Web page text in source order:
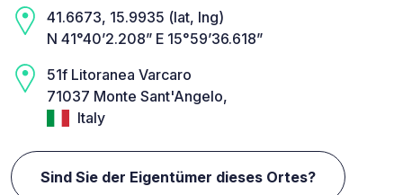
41.6673, 15.9935 (lat, lng)
N 41°40’2.208” E 15°59’36.618”
51f Litoranea Varcaro
71037 Monte Sant'Angelo,
Italy
Sind Sie der Eigentümer dieses Ortes?